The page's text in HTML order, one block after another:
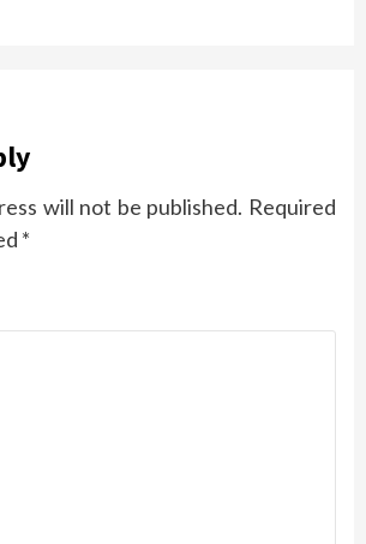
will not be published. Required
*